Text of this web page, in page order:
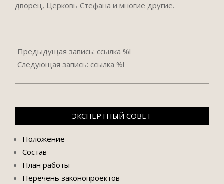
дворец, Церковь Стефана и многие другие.
07-
16
Предыдущая запись: ссылка %l
Следующая запись: ссылка %l
ЭКСПЕРТНЫЙ СОВЕТ
Положение
Состав
План работы
Перечень законопроектов